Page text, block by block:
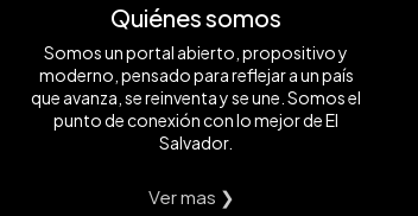
Quiénes somos
Somos un portal abierto, propositivo y
moderno, pensado para reflejar a un país
que avanza, se reinventa y se une. Somos el
punto de conexión con lo mejor de El
Salvador.
Ver mas ❯